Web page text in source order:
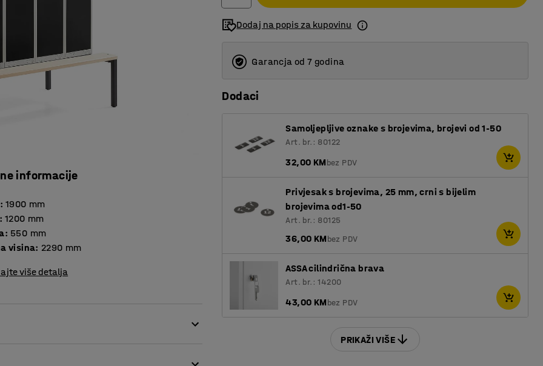
informacije
: 1900 mm
: 1200 mm
: 550 mm
visina: 2290 mm
više detalja
Dodaj na popis za kupovinu
Garancja od 7 godina
Dodaci
Samoljepljive oznake s brojevima, brojevi od 1-50
Art. br.: 80122
32,00 KMbez PDV
Privjesak s brojevima, 25 mm, crni s bijelim
brojevima od1-50
Art. br.: 80125
36,00 KMbez PDV
ASSA cilindrična brava
Art. br.: 14200
43,00 KMbez PDV
PRIKAŽI VIŠE